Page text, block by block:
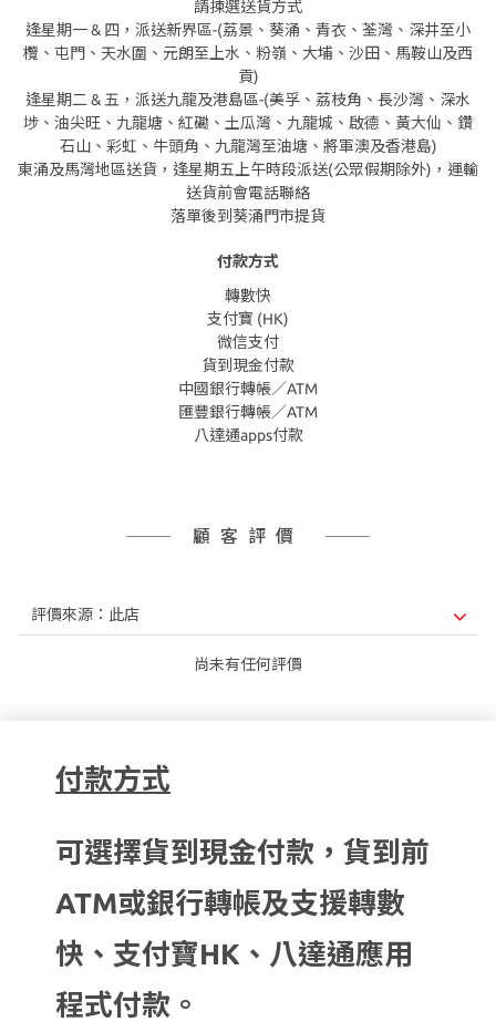
請揀選送貨方式
逢星期一 & 四，派送新界區-(荔景、葵涌、青衣、荃灣、深井至小
欖、屯門、天水圍、元朗至上水、粉嶺、大埔、沙田、馬鞍山及西
貢)
逢星期二 & 五，派送九龍及港島區-(美孚、荔枝角、長沙灣、深水
埗、油尖旺、九龍塘、紅磡、土瓜灣、九龍城、啟德、黃大仙、鑽
石山、彩虹、牛頭角、九龍灣至油塘、將軍澳及香港島)
東涌及馬灣地區送貨，逢星期五上午時段派送(公眾假期除外)，運輸
送貨前會電話聯絡
落單後到葵涌門市提貨
付款方式
轉數快
支付寶 (HK)
微信支付
貨到現金付款
中國銀行轉帳／ATM
匯豐銀行轉帳／ATM
八達通apps付款
顧客評價
尚未有任何評價
付款方式
可選擇貨到現金付款，貨到前
ATM或銀行轉帳及支援轉數
快、支付寶HK、八達通應用
程式付款。